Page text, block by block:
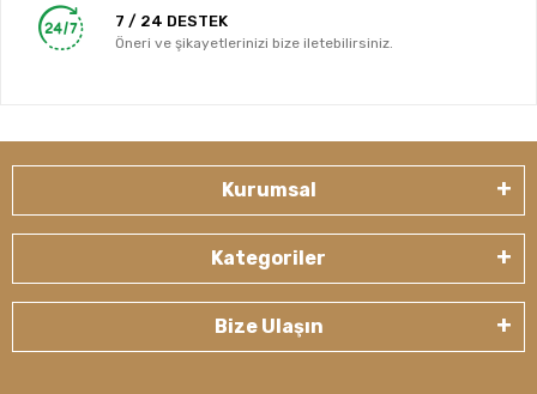
7 / 24 DESTEK
Öneri ve şikayetlerinizi bize iletebilirsiniz.
Kurumsal
Kategoriler
Bize Ulaşın